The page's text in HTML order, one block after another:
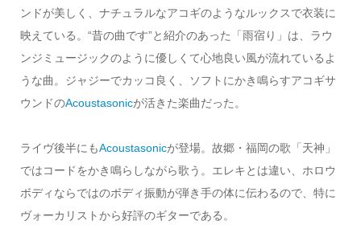
ンドが美しく、ナチュラルなアコギのようなルックスで衣装に
映えている。“昔の曲です”と紹介のあった「雨宿り」は、ラウ
ンジミュージックのように優しくて心地良い風が流れているよ
うな曲。ジャジーでカッコ良く、ソフトにかき鳴らすアコギサ
ウンドのAcoustasonicが活きた楽曲だった。
ライヴ後半にもAcoustasonicが登場。故郷・福岡の歌「天神」
ではコードをかき鳴らしながら歌う。エレキとは違い、ホロウ
ボディならではのボディ振動が弾き手の体に伝わるので、特に
ヴォーカリストから好評のギターである。